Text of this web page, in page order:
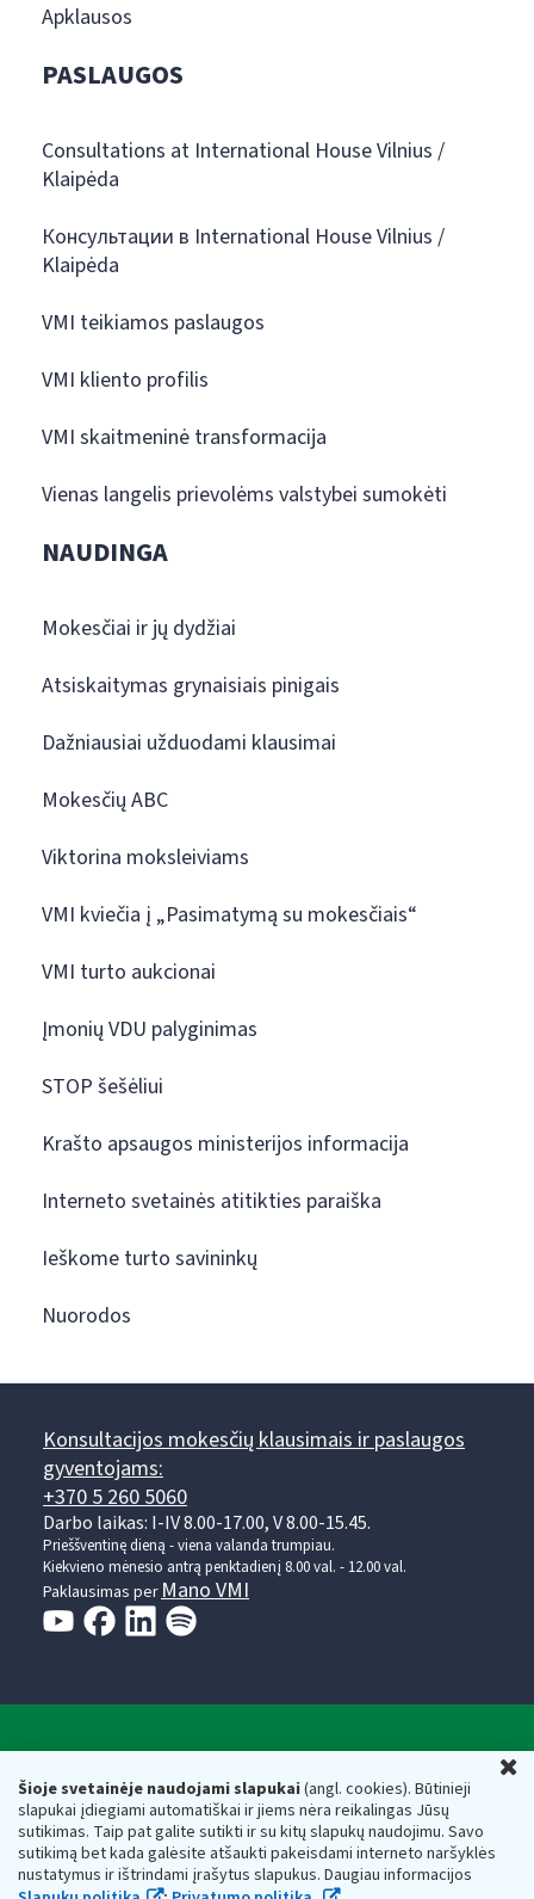
Šioje svetainėje naudojami slapukai(angl. cookies). Būtinieji
slapukai įdiegiami automatiškai ir jiems nėra reikalingas Jūsų
sutikimas. Taip pat galite sutikti ir su kitų slapukų naudojimu. Savo
sutikimą bet kada galėsite atšaukti pakeisdami interneto naršyklės
nustatymus ir ištrindami įrašytus slapukus. Daugiau informacijos
Apklausos
PASLAUGOS
Consultations at International House Vilnius /
Klaipėda
Консультации в International House Vilnius /
Klaipėda
VMI teikiamos paslaugos
VMI kliento profilis
VMI skaitmeninė transformacija
Vienas langelis prievolėms valstybei sumokėti
NAUDINGA
Mokesčiai ir jų dydžiai
Atsiskaitymas grynaisiais pinigais
Dažniausiai užduodami klausimai
Mokesčių ABC
Viktorina moksleiviams
VMI kviečia į „Pasimatymą su mokesčiais“
VMI turto aukcionai
Įmonių VDU palyginimas
STOP šešėliui
Krašto apsaugos ministerijos informacija
Interneto svetainės atitikties paraiška
Ieškome turto savininkų
Nuorodos
Konsultacijos mokesčių klausimais ir paslaugos
gyventojams:
+370 5 260 5060
Darbo laikas: I-IV 8.00-17.00, V 8.00-15.45.
Prieššventinę dieną - viena valanda trumpiau.
Kiekvieno mėnesio antrą penktadienį 8.00 val. - 12.00 val.
Paklausimas per Mano VMI
Respublikos finansų ministerijos
Biudžetinė įstaiga. Juridinio asmens kodas — 188659752,
adresas: Vasario 16-osios g. 14, 01107 Vilnius, Lietuva, el.paštas:
vmi@vmi.lt, E. pristatymo dėžutės adresas 188659752
Duomenys apie Valstybinę mokesčių inspekciją prie Lietuvos